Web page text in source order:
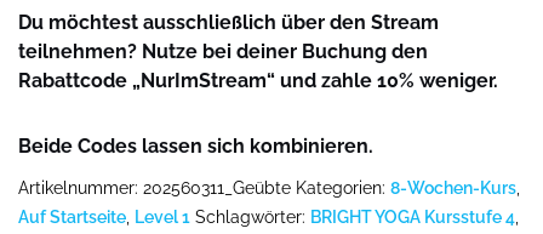
Du möchtest ausschließlich über den Stream
teilnehmen? Nutze bei deiner Buchung den
Rabattcode „NurImStream“ und zahle 10% weniger.
Beide Codes lassen sich kombinieren.
Artikelnummer: 202560311_Geübte Kategorien: 8-Wochen-Kurs
Auf Startseite Level 1 Schlagwörter: BRIGHT YOGA Kursstufe 4